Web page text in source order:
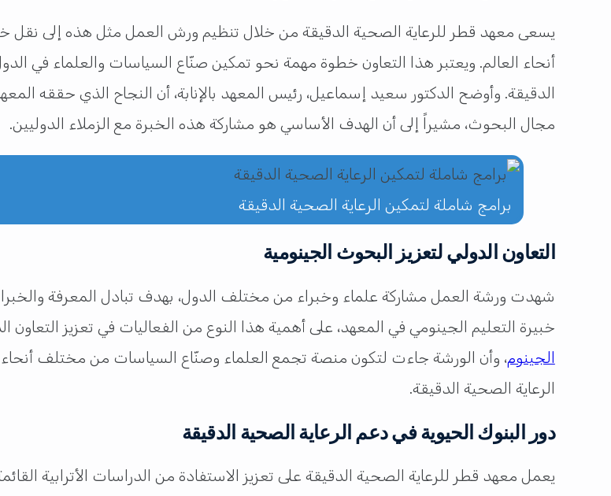
يسعى معهد قطر للرعاية الصحية الدقيقة من خلال تنظيم ورش العمل مثل هذه إلى نقل
أنحاء العالم. ويعتبر هذا التعاون خطوة مهمة نحو تمكين صنّاع السياسات والعلماء في
الدقيقة. وأوضح الدكتور سعيد إسماعيل، رئيس المعهد بالإنابة، أن النجاح الذي حققه
مجال البحوث، مشيراً إلى أن الهدف الأساسي هو مشاركة هذه الخبرة مع الزملاء الدوليين.
برامج شاملة لتمكين الرعاية الصحية الدقيقة
التعاون الدولي لتعزيز البحوث الجينومية
شهدت ورشة العمل مشاركة علماء وخبراء من مختلف الدول، بهدف تبادل المعرفة
خبيرة التعليم الجينومي في المعهد، على أهمية هذا النوع من الفعاليات في تعزيز
الجينوم، وأن الورشة جاءت لتكون منصة تجمع العلماء وصنّاع السياسات من مختلف أنحاء
الرعاية الصحية الدقيقة.
دور البنوك الحيوية في دعم الرعاية الصحية الدقيقة
يعمل معهد قطر للرعاية الصحية الدقيقة على تعزيز الاستفادة من الدراسات الأترابية